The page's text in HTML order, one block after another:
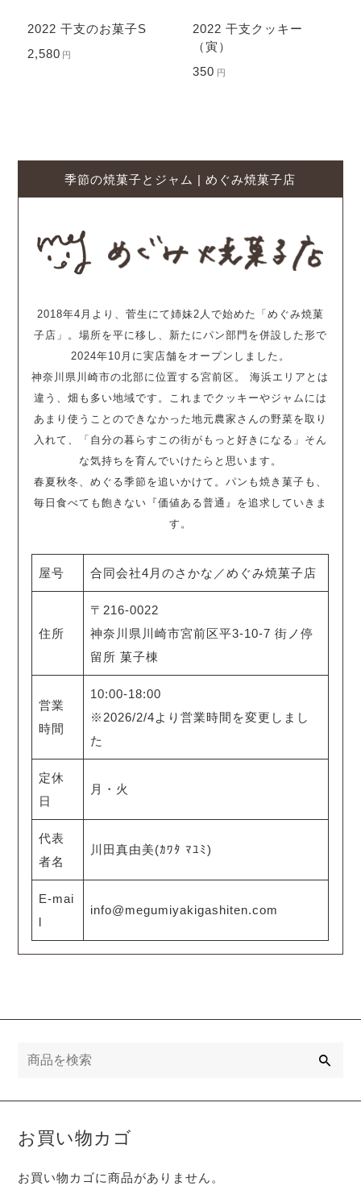
2022 干支のお菓子S
2,580 円
2022 干支クッキー
（寅）
350 円
季節の焼菓子とジャム | めぐみ焼菓子店
2018年4月より、菅生にて姉妹2人で始めた「めぐみ焼菓
子店」。場所を平に移し、新たにパン部門を併設した形で
2024年10月に実店舗をオープンしました。
神奈川県川崎市の北部に位置する宮前区。 海浜エリアとは
違う、畑も多い地域です。これまでクッキーやジャムには
あまり使うことのできなかった地元農家さんの野菜を取り
入れて、「自分の暮らすこの街がもっと好きになる」そん
な気持ちを育んでいけたらと思います。
春夏秋冬、めぐる季節を追いかけて。パンも焼き菓子も、
毎日食べても飽きない『価値ある普通』を追求していきま
す。
屋号 合同会社4月のさかな／めぐみ焼菓子店
住所
〒216-0022
神奈川県川崎市宮前区平3-10-7 街ノ停
留所 菓子棟
営業
時間
10:00-18:00
※2026/2/4より営業時間を変更しまし
た
定休
日
月・火
代表
者名
川田真由美(ｶﾜﾀ ﾏﾕﾐ)
E-mai
l
info@megumiyakigashiten.com
お買い物カゴ
お買い物カゴに商品がありません。